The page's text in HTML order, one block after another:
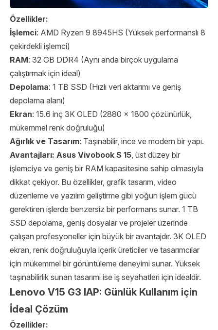
Özellikler:
İşlemci: AMD Ryzen 9 8945HS (Yüksek performanslı 8
çekirdekli işlemci)
RAM: 32 GB DDR4 (Aynı anda birçok uygulama
çalıştırmak için ideal)
Depolama: 1 TB SSD (Hızlı veri aktarımı ve geniş
depolama alanı)
Ekran: 15.6 inç 3K OLED (2880 x 1800 çözünürlük,
mükemmel renk doğruluğu)
Ağırlık ve Tasarım: Taşınabilir, ince ve modern bir yapı.
Avantajları: Asus Vivobook S 15, üst düzey bir
işlemciye ve geniş bir RAM kapasitesine sahip olmasıyla
dikkat çekiyor. Bu özellikler, grafik tasarım, video
düzenleme ve yazılım geliştirme gibi yoğun işlem gücü
gerektiren işlerde benzersiz bir performans sunar. 1 TB
SSD depolama, geniş dosyalar ve projeler üzerinde
çalışan profesyoneller için büyük bir avantajdır. 3K OLED
ekran, renk doğruluğuyla içerik üreticiler ve tasarımcılar
için mükemmel bir görüntüleme deneyimi sunar. Yüksek
taşınabilirlik sunan tasarımı ise iş seyahatleri için idealdir.
Lenovo V15 G3 IAP: Günlük Kullanım için
İdeal Çözüm
Özellikler: